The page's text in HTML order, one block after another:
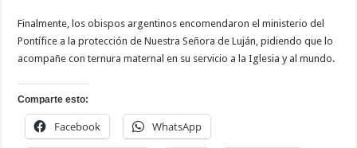
Finalmente, los obispos argentinos encomendaron el ministerio del
Pontífice a la protección de Nuestra Señora de Luján, pidiendo que lo
acompañe con ternura maternal en su servicio a la Iglesia y al mundo.
Comparte esto:
Facebook WhatsApp